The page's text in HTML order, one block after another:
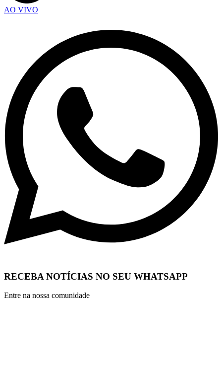
AO VIVO
RECEBA NOTÍCIAS NO SEU WHATSAPP
Entre na nossa comunidade